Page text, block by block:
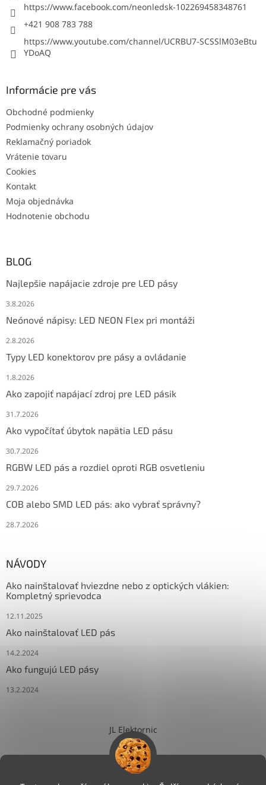
https://www.facebook.com/neonledsk-102269458348761
+421 908 783 788
https://www.youtube.com/channel/UCRBU7-SCSSlM03eBtu
YDoAQ
Informácie pre vás
Obchodné podmienky
Podmienky ochrany osobných údajov
Reklamačný poriadok
Vrátenie tovaru
Cookies
Kontakt
Moja objednávka
Hodnotenie obchodu
BLOG
Najlepšie napájacie zdroje pre LED pásy
3.8.2026
Neónové nápisy: LED NEON Flex pri montáži
2.8.2026
Typy LED konektorov pre pásy a ovládanie
1.8.2026
Ako zapojiť napájací zdroj pre LED pásik
31.7.2026
Ako vypočítať úbytok napätia LED pásu
30.7.2026
RGBW LED pás a rozdiel oproti RGB osvetleniu
29.7.2026
COB alebo SMD LED pás: ako vybrať správny?
28.7.2026
NÁVODY
Ako nainštalovať hviezdne nebo z optických vlákien:
Kompletný sprievodca
12.11.2025
Ako nainštalovať LED pás
14.2.2024
Ako fungujú LED pásy
13.2.2024
JL Elektornic